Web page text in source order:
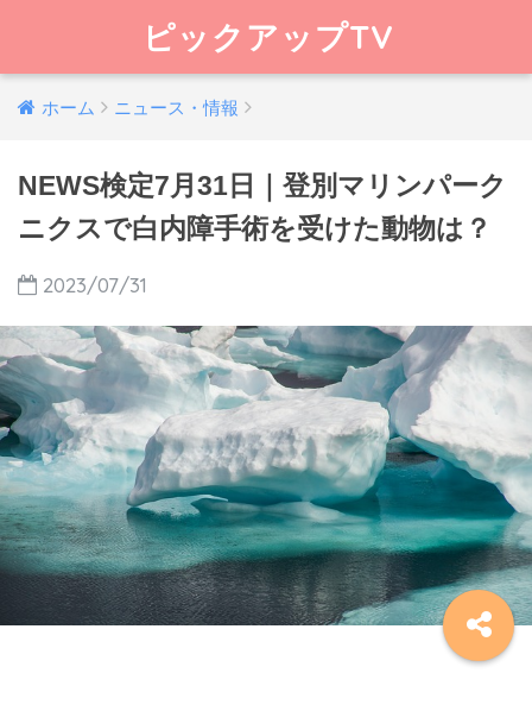
ピックアップTV
ホーム ニュース・情報
NEWS検定7月31日｜登別マリンパーク
ニクスで白内障手術を受けた動物は？
2023/07/31